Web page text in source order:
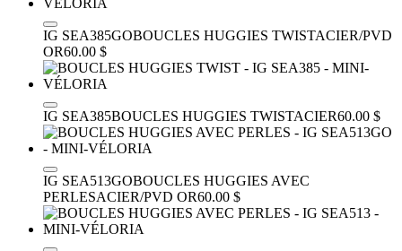
IG SEA385GOBOUCLES HUGGIES TWISTACIER/PVD
OR60.00 $
IG SEA385BOUCLES HUGGIES TWISTACIER60.00 $
IG SEA513GOBOUCLES HUGGIES AVEC
PERLESACIER/PVD OR60.00 $